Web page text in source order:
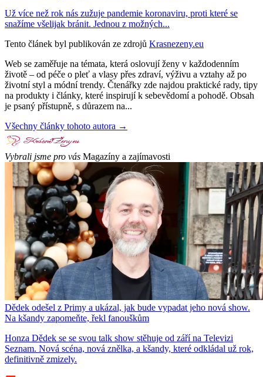
Už více než rok nás zužuje pandemie koronaviru, proti které se
snažíme všelijak bránit. Jednou z možných...
Tento článek byl publikován ze zdrojů Krasnezeny.eu
Web se zaměřuje na témata, která oslovují ženy v každodenním
životě – od péče o pleť a vlasy přes zdraví, výživu a vztahy až po
životní styl a módní trendy. Čtenářky zde najdou praktické rady, tipy
na produkty i články, které inspirují k sebevědomí a pohodě. Obsah
je psaný přístupně, s důrazem na...
Všechny články tohoto autora →
Vybrali jsme pro vás Magazíny a zajímavosti
Dědek odešel z Primy a ukázal, jak bude vypadat jeho nová show.
Na kšandy zapomeňte, řekl fanouškům
Honza Dědek se se svou talk show stěhuje od září na Televizi
Seznam. Nová scéna, nová znělka, a kšandy, které odkládal už rok,
definitivně zmizely.